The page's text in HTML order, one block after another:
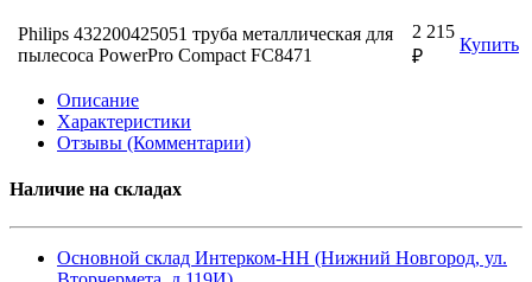
Philips 432200425051 труба металлическая для
пылесоса PowerPro Compact FC8471
2 215
₽
Купить
Описание
Характеристики
Отзывы (Комментарии)
Наличие на складах
Основной склад Интерком-НН (Нижний Новгород, ул.